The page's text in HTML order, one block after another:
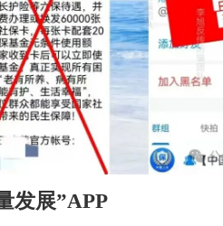
发展”APP